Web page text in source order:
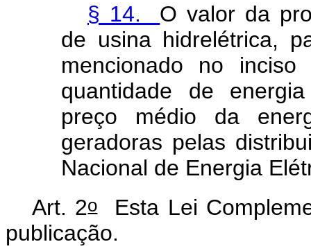
§ 14. O valor da
de usina hidrelétrica,
mencionado no
quantidade de
preço médio da
geradoras pelas
Nacional de Energia
Art. 2oEsta Lei
publicação.